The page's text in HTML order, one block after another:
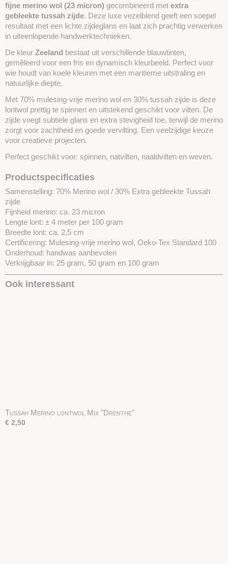
fijne merino wol (23 micron) gecombineerd met extra
gebleekte tussah zijde. Deze luxe vezelblend geeft een soepel
resultaat met een lichte zijdeglans en laat zich prachtig verwerken
in uiteenlopende handwerktechnieken.
De kleur Zeeland bestaat uit verschillende blauwtinten,
gemêleerd voor een fris en dynamisch kleurbeeld. Perfect voor
wie houdt van koele kleuren met een maritieme uitstraling en
natuurlijke diepte.
Met 70% mulesing-vrije merino wol en 30% tussah zijde is deze
lontwol prettig te spinnen en uitstekend geschikt voor vilten. De
zijde voegt subtiele glans en extra stevigheid toe, terwijl de merino
zorgt voor zachtheid en goede vervilting. Een veelzijdige keuze
voor creatieve projecten.
Perfect geschikt voor: spinnen, natvilten, naaldvilten en weven.
Productspecificaties
Samenstelling: 70% Merino wol / 30% Extra gebleekte Tussah
zijde
Fijnheid merino: ca. 23 micron
Lengte lont: ± 4 meter per 100 gram
Breedte lont: ca. 2,5 cm
Certificering: Mulesing-vrije merino wol, Oeko-Tex Standard 100
Onderhoud: handwas aanbevolen
Verkrijgbaar in: 25 gram, 50 gram en 100 gram
Ook interessant
Tussah Merino lontwol Mix "Drenthe"
€ 2,50